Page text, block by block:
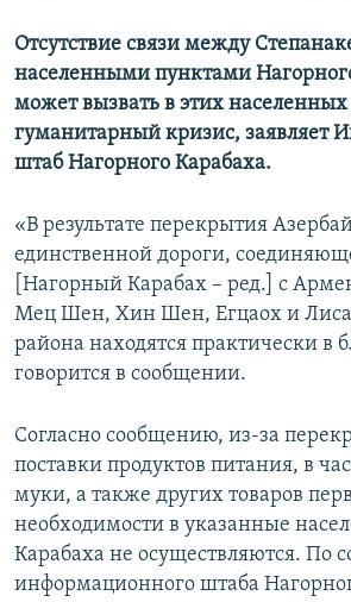
Все сайты Радио Азатутюн
Отсутствие связи между
населенными пунктами
может вызвать в этих
гуманитарный кризис, заявляет
штаб Нагорного Карабаха.
«В результате перекрытия
единственной дороги,
[Нагорный Карабах – ред.] с
Мец Шен, Хин Шен, Егцаох и
района находятся практически в
говорится в сообщении.
Согласно сообщению, из-за
поставки продуктов питания, в
муки, а также других товаров
необходимости в указанные
Карабаха не осуществляются. По
информационного штаба